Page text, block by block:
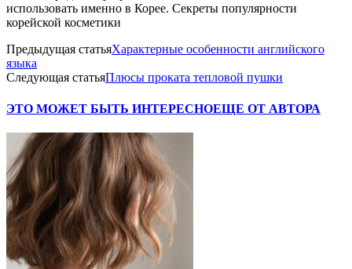
использовать именно в Корее. Секреты популярности
корейской косметики
Предыдущая статьяХарактерные особенности английского
языка
Следующая статьяПлюсы проката тепловой пушки
ЭТО МОЖЕТ БЫТЬ ИНТЕРЕСНОЕЩЕ ОТ АВТОРА